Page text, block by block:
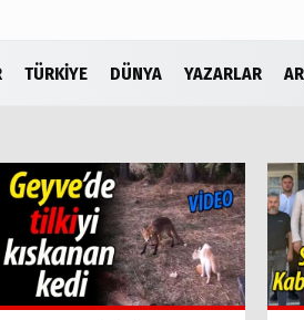
TÜRKIYE DÜNYA YAZARLAR
Video Galeri
Foto Galeri
Etkinlikler